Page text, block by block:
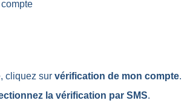
cliquez sur vérification de mon compte.
la vérification par SMS.